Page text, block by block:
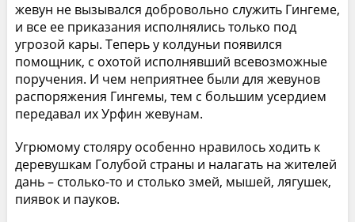
жевун не вызывался добровольно служить Гингеме,
и все ее приказания исполнялись только под
угрозой кары. Теперь у колдуньи появился
помощник, с охотой исполнявший всевозможные
поручения. И чем неприятнее были для жевунов
распоряжения Гингемы, тем с большим усердием
передавал их Урфин жевунам.
Угрюмому столяру особенно нравилось ходить к
деревушкам Голубой страны и налагать на жителей
дань – столько-то и столько змей, мышей, лягушек,
пиявок и пауков.